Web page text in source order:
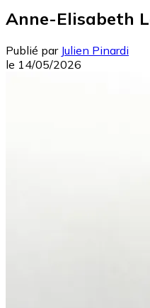
Anne-Elisabeth
Publié par Julien Pinardi
le 14/05/2026